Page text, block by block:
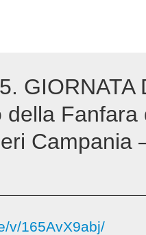
GIORNATA
della Fanfara
Campania
v/165AvX9abj/